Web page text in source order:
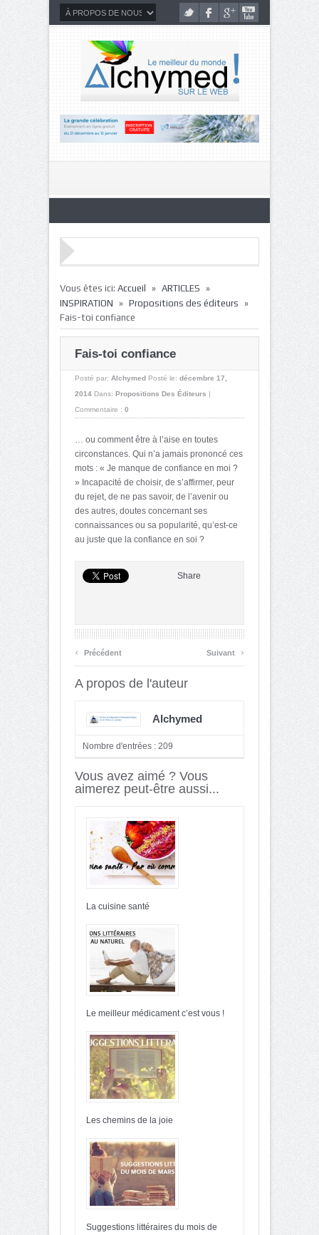
Vous êtes ici: Accueil » ARTICLES »
INSPIRATION » Propositions des éditeurs »
Fais-toi confiance
Fais-toi confiance
Posté par: Alchymed Posté le: décembre 17,
2014 Dans: Propositions Des Éditeurs |
Commentaire : 0
… ou comment être à l’aise en toutes
circonstances. Qui n’a jamais prononcé ces
mots : « Je manque de confiance en moi ?
» Incapacité de choisir, de s’affirmer, peur
du rejet, de ne pas savoir, de l’avenir ou
des autres, doutes concernant ses
connaissances ou sa popularité, qu’est-ce
au juste que la confiance en soi ?
Share
‹ Précédent Suivant ›
A propos de l'auteur
Alchymed
Nombre d'entrées : 209
Vous avez aimé ? Vous
aimerez peut-être aussi...
La cuisine santé
Le meilleur médicament c’est vous !
Les chemins de la joie
Suggestions littéraires du mois de